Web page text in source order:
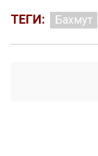
ТЕГИ: Бахмут